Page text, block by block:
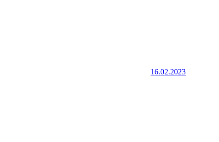
16.02.2023